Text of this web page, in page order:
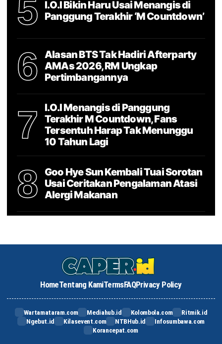
5
I.O.I Bikin Haru Usai Menangis di
Panggung Terakhir ‘M Countdown’
6
Alasan BTS Tak Hadiri Afterparty
AMAs 2026, RM Ungkap
Pertimbangannya
7
I.O.I Menangis di Panggung
Terakhir M Countdown, Fans
Tersentuh Harap Tak Menunggu
10 Tahun Lagi
8
Goo Hye Sun Kembali Tuai Sorotan
Usai Ceritakan Pengalaman Atasi
Alergi Makanan
HomeTentang KamiTermsFAQPrivacy Policy
Wartamataram.com Mediahub.id Kolombola.com
Ritmik.id
Ngebut.id
Kilasevent.com NTBHub.id
Infosumbawa.com
Korancepat.com